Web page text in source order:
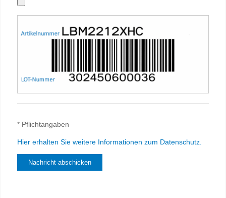
* Pflichtangaben
Hier erhalten Sie weitere Informationen zum Datenschutz.